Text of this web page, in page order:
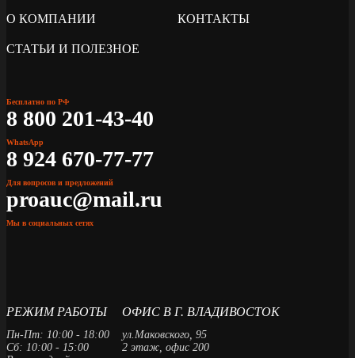
О КОМПАНИИ КОНТАКТЫ
СТАТЬИ И ПОЛЕЗНОЕ
Бесплатно по РФ
8 800 201-43-40
WhatsApp
8 924 670-77-77
Для вопросов и предложений
proauc@mail.ru
Мы в социальных сетях
РЕЖИМ РАБОТЫ
Пн-Пт: 10:00 - 18:00
Сб: 10:00 - 15:00
ОФИС В Г. ВЛАДИВОСТОК
ул.Маковского, 95
2 этаж, офис 200